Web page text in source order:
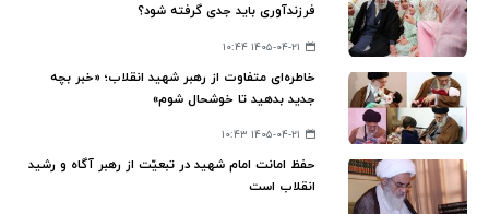
فرزندآوری باید جدی گرفته شود؟
۱۴۰۵-۰۴-۲۱ ۱۰:۴۴
خاطره‌ای متفاوت از رهبر شهید انقلاب؛ «خبر بچه
جدید بدهید تا خوشحال شوم»
۱۴۰۵-۰۴-۲۱ ۱۰:۴۳
حفظ امانت امام شهید در تبعیّت از رهبر آگاه و رشید
انقلاب است